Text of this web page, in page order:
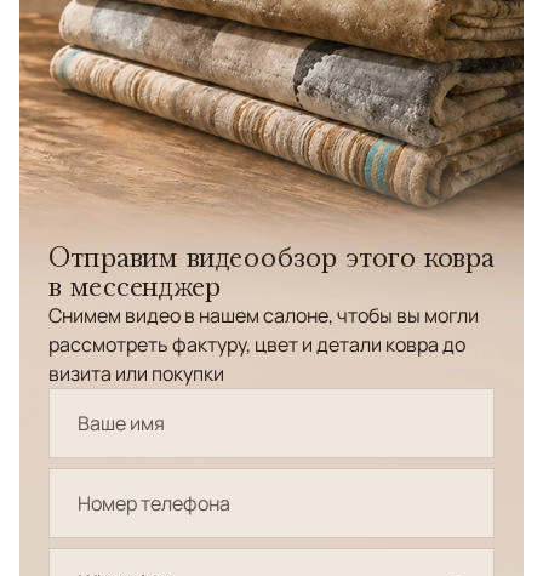
Отправим видеообзор этого ковра
в мессенджер
Снимем видео в нашем салоне, чтобы вы могли
рассмотреть фактуру, цвет и детали ковра до
визита или покупки